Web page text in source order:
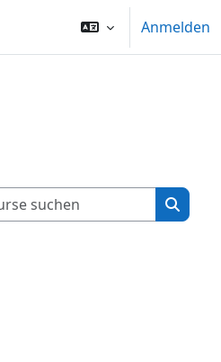
Anmelden
Kurse
Kurse